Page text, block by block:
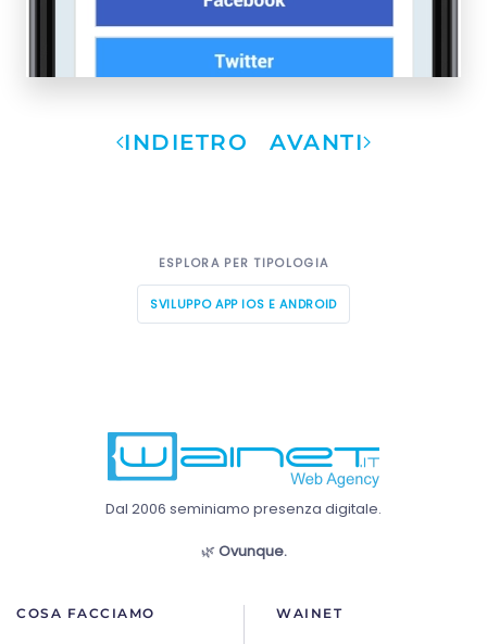
INDIETRO AVANTI
ESPLORA PER TIPOLOGIA
SVILUPPO APP IOS E ANDROID
Dal 2006 seminiamo presenza digitale.
🌿 Ovunque.
COSA FACCIAMO WAINET